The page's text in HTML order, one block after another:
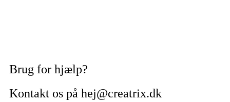
Brug for hjælp?
Kontakt os på hej@creatrix.dk